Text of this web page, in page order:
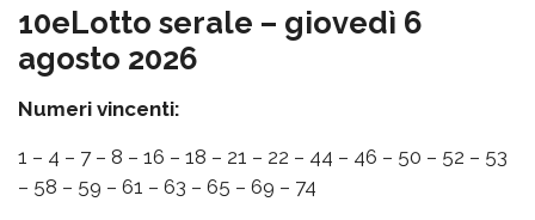
10eLotto serale – giovedì 6
agosto 2026
Numeri vincenti:
1 – 4 – 7 – 8 – 16 – 18 – 21 – 22 – 44 – 46 – 50 – 52 – 53
– 58 – 59 – 61 – 63 – 65 – 69 – 74